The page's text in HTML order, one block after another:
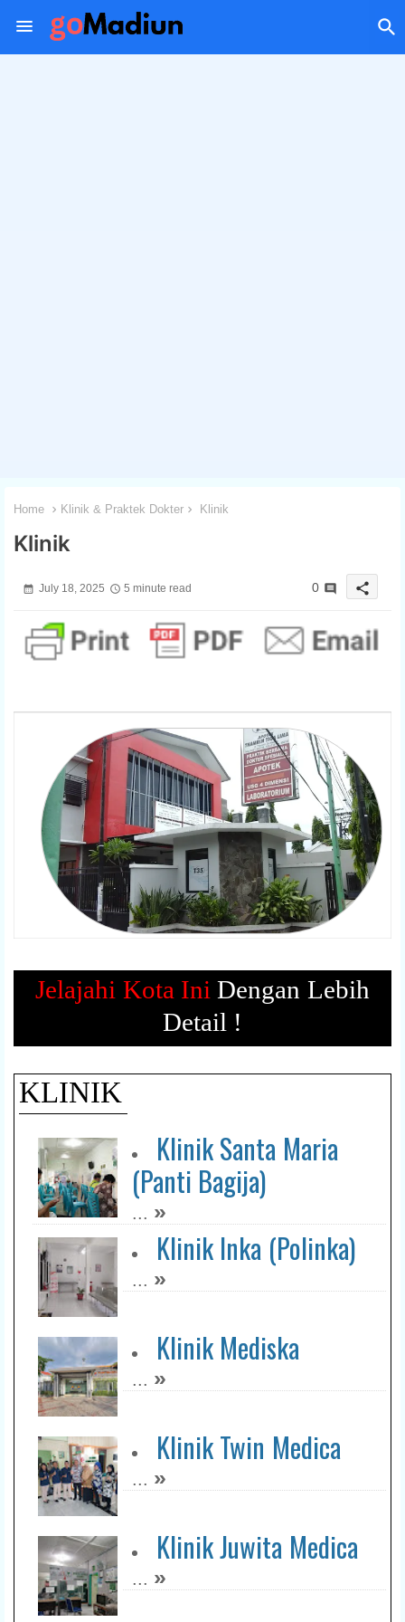
Home Klinik & Praktek Dokter Klinik
Klinik
July 18, 2025 5 minute read 0 share
Jelajahi Kota IniDengan Lebih
Detail !
KLINIK
Klinik Santa Maria
(Panti Bagija)
... »
Klinik Inka (Polinka)
... »
Klinik Mediska
... »
Klinik Twin Medica
... »
Klinik Juwita Medica
... »